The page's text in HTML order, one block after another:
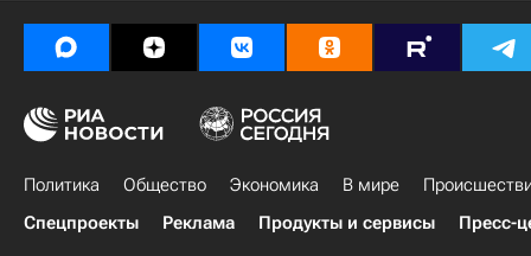
Политика Общество Экономика В мире
Спецпроекты
Реклама Продукты и сервисы Пресс-